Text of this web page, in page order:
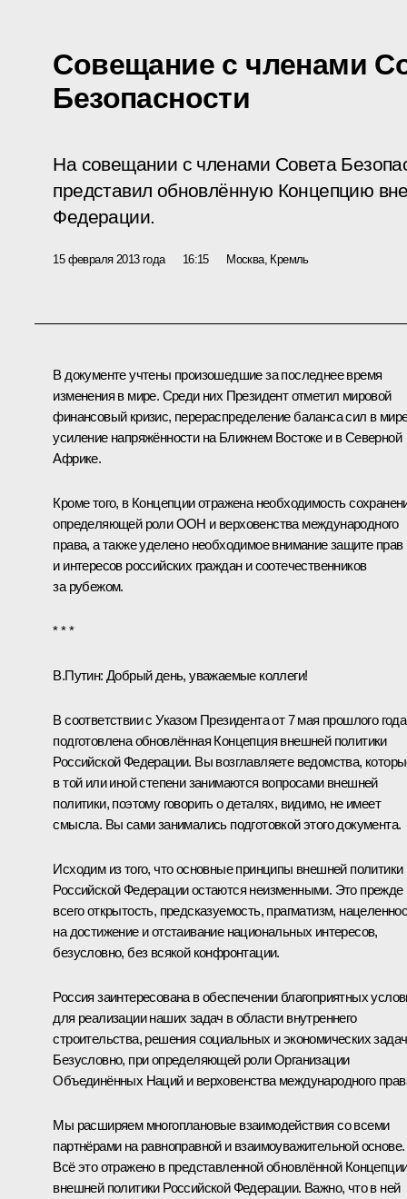
Совещание с членами
Безопасности
На совещании с членами Совета
представил обновлённую Концепцию
Федерации.
15 февраля 2013 года 16:15 Москва, Кремль
В документе учтены произошедшие за последнее время
изменения в мире. Среди них Президент отметил мировой
финансовый кризис, перераспределение баланса сил в
усиление напряжённости на Ближнем Востоке и в Северной
Африке.
Кроме того, в Концепции отражена необходимость
определяющей роли ООН и верховенства международного
права, а также уделено необходимое внимание защите прав
и интересов российских граждан и соотечественников
за рубежом.
* * *
В.Путин: Добрый день, уважаемые коллеги!
В соответствии сУказомПрезидента от 7 мая прошлого года
подготовлена обновлённая Концепция внешней политики
Российской Федерации. Вы возглавляете ведомства,
в той или иной степени занимаются вопросами внешней
политики, поэтому говорить о деталях, видимо, не имеет
смысла. Вы сами занимались подготовкой этого документа.
Исходим из того, что основные принципы внешней политики
Российской Федерации остаются неизменными. Это прежде
всего открытость, предсказуемость, прагматизм,
на достижение и отстаивание национальных интересов,
безусловно, без всякой конфронтации.
Россия заинтересована в обеспечении благоприятных
для реализации наших задач в области внутреннего
строительства, решения социальных и экономических
Безусловно, при определяющей роли Организации
Объединённых Наций и верховенства международного
Мы расширяем многоплановые взаимодействия со всеми
партнёрами на равноправной и взаимоуважительной основе.
Всё это отражено в представленной обновлённой
внешней политики Российской Федерации. Важно, что в ней